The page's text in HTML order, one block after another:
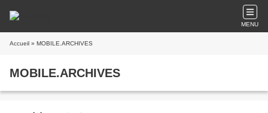
MENU
Accueil » MOBILE.ARCHIVES
MOBILE.ARCHIVES